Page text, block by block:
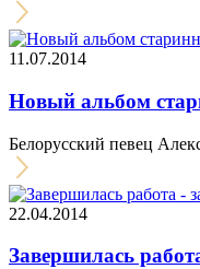
11.07.2014
Новый альбом
Белорусский певец
22.04.2014
Завершилась